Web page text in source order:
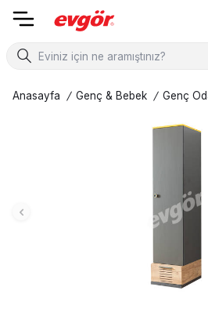
Anasayfa / Genç & Bebek / Genç